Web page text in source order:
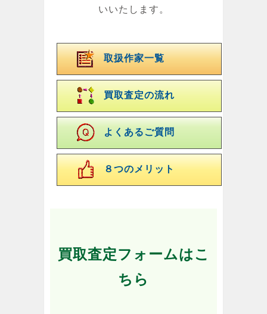
いいたします。
取扱作家一覧
買取査定の流れ
よくあるご質問
８つのメリット
買取査定フォームはこ
ちら